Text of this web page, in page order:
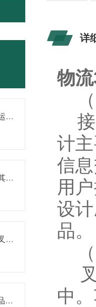
柴油叉车秤如何提高物料搬运的效率？
谈谈柴油叉车秤的特点以及其在物流行业中的重要作用
柴油叉车秤油压式和称重货叉的区别
TM-3T柴油叉车秤厂家「产品介绍」
详
物
（
接
计
信
用
设
品。
（
叉
中